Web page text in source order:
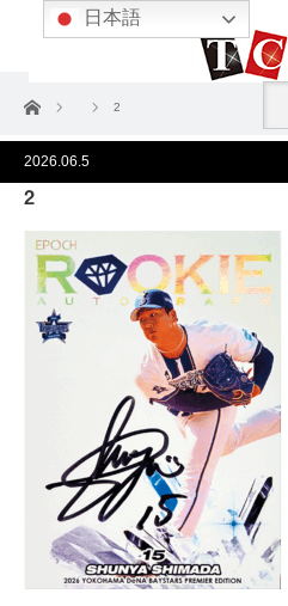
ホーム 2
2026.06.5
2
日本語